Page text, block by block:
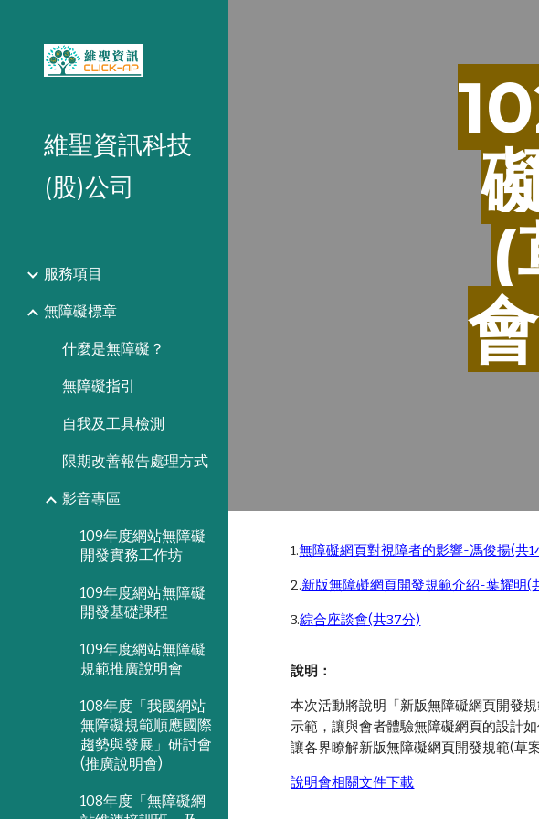
維聖資訊科技
(股)公司
服務項目
無障礙標章
什麼是無障礙？
無障礙指引
自我及工具檢測
限期改善報告處理方式
影音專區
109年度網站無障礙
開發實務工作坊
109年度網站無障礙
開發基礎課程
109年度網站無障礙
規範推廣說明會
108年度「我國網站
無障礙規範順應國際
趨勢與發展」研討會
(推廣說明會)
108年度「無障礙網
(
1.無障礙網頁對視障者的影響-馮俊揚(共1
2.新版無障礙網頁開發規範介紹-葉耀明(
3.綜合座談會(共37分)
說明：
本次活動將說明「新版無障礙網頁開發
示範，讓與會者體驗無障礙網頁的設計
讓各界瞭解新版無障礙網頁開發規範(草
說明會相關文件下載